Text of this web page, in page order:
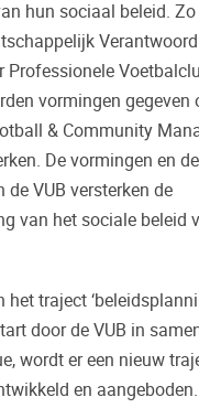
hun sociaal beleid. Zo
Verantwoord
Professionele
vormingen gegeven
& Community
De vormingen en
de VUB versterken de
van het sociale beleid
traject
door de VUB in
wordt er een nieuw
en